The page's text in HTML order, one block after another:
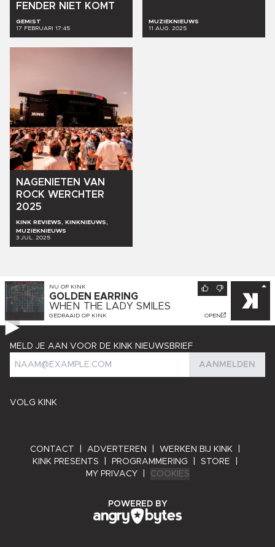
FENDER NIET KOMT
GEMIST
17 FEBRUARI 17:45
MUZIEKNIEUWS
11 AUG. 2025
NAGENIETEN VAN
ROCK WERCHTER
2025
KINK REVIEWS, KINKNIEUWS,
MUZIEKNIEUWS
3 JUL. 2025
NU OP KINK
GOLDEN EARRING
WHEN THE LADY SMILES
GEDRAAID OP KINK OPEN
VOLG KINK
MELD JE AAN VOOR DE KINK NIEUWSBRIEF
AANMELDEN
CONTACT ADVERTEREN WERKEN BIJ KINK
KINK PRESENTS
PROGRAMMERING STORE
MY PRIVACY
COOKIES
POWERED BYANGRY BYTES